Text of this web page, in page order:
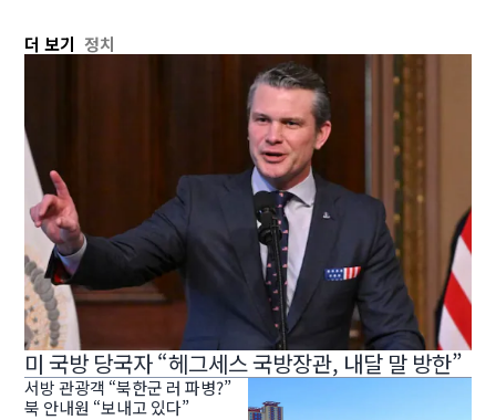
더 보기 정치
미 국방 당국자 “헤그세스 국방장관, 내달 말 방한”
서방 관광객 “북한군 러 파병?”
북 안내원 “보내고 있다”